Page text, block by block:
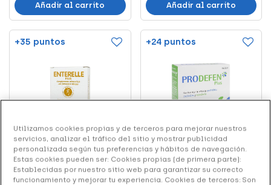
Añadir al carrito Añadir al carrito
+35 puntos
Top Ventas
Nutribiótica Bromatech
Enterelle Plus, 24 cápsul...
+24 puntos
Top Ventas
Prodefen Plus, 10 Uds
Utilizamos cookies propias y de terceros para mejorar nuestros
servicios, analizar el tráfico del sitio y mostrar publicidad
personalizada según tus preferencias y hábitos de navegación.
Estas cookies pueden ser: Cookies propias (de primera parte):
Establecidas por nuestro sitio web para garantizar su correcto
funcionamiento y mejorar tu experiencia. Cookies de terceros: Son